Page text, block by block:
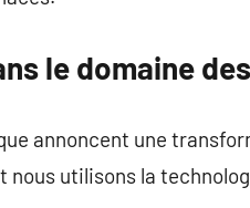
le domaine
annoncent une
utilisons la